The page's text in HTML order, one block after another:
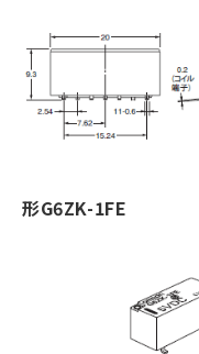
形G6ZK-1FE